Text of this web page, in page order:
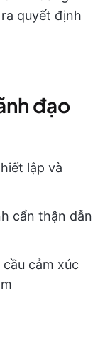
quyết định
đạo
lập và
cẩn thận dẫn
cảm xúc